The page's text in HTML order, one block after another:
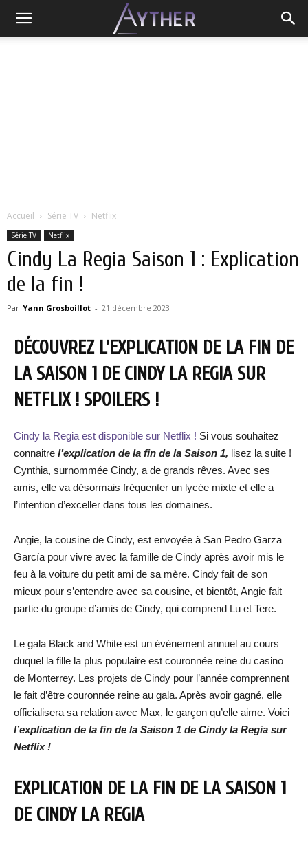
Accueil Série TV Netflix
Série TV Netflix
Cindy La Regia Saison 1 : Explication
de la fin !
Par Yann Grosboillot - 21 décembre 2023
DÉCOUVREZ L’EXPLICATION DE LA FIN DE
LA SAISON 1 DE CINDY LA REGIA SUR
NETFLIX ! SPOILERS !
Cindy la Regia est disponible sur Netflix ! Si vous souhaitez
connaitre l’explication de la fin de la Saison 1, lisez la suite !
Cynthia, surnommée Cindy, a de grands rêves. Avec ses
amis, elle va désormais fréquenter un lycée mixte et elle a
l’intention d’exceller dans tous les domaines.
Angie, la cousine de Cindy, est envoyée à San Pedro Garza
García pour vivre avec la famille de Cindy après avoir mis le
feu à la voiture du petit ami de sa mère. Cindy fait de son
mieux pour s’entendre avec sa cousine, et bientôt, Angie fait
partie du groupe d’amis de Cindy, qui comprend Lu et Tere.
Le gala Black and White est un événement annuel au cours
duquel la fille la plus populaire est couronnée reine du casino
de Monterrey. Les projets de Cindy pour l’année comprennent
le fait d’être couronnée reine au gala. Après avoir gagné, elle
officialisera sa relation avec Max, le garçon qu’elle aime. Voici
l’explication de la fin de la Saison 1 de Cindy la Regia sur
Netflix !
EXPLICATION DE LA FIN DE LA SAISON 1
DE CINDY LA REGIA